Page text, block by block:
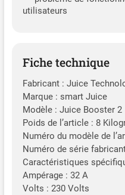
utilisateurs
Fiche technique
Fabricant : Juice
Marque : smart Juice
Modèle : Juice Booster 2
Poids de l’article : 8
Numéro du modèle de
Numéro de série
Caractéristiques
Ampérage : 32 A
Volts : 230 Volts